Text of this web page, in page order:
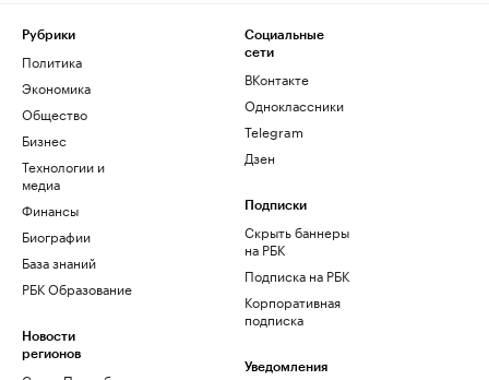
Рубрики
Политика
Экономика
Общество
Бизнес
Технологии и
медиа
Финансы
Биографии
База знаний
РБК Образование
Новости
регионов
Социальные
сети
ВКонтакте
Одноклассники
Telegram
Дзен
Подписки
Скрыть баннеры
на РБК
Подписка на РБК
Корпоративная
подписка
Уведомления